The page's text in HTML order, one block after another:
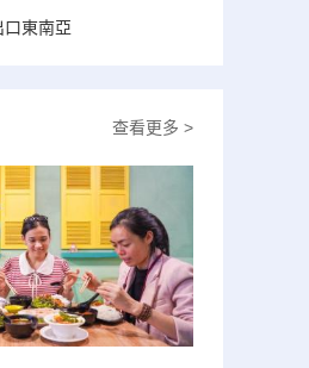
東南亞
查看更多 >